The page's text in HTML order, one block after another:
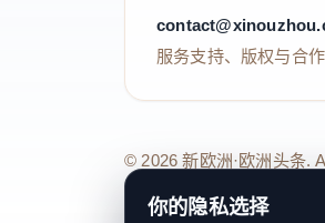
服务支持、版权与合
© 2026 新欧洲·欧洲头条.
关于我们法律声明编辑规范
你的隐私选择